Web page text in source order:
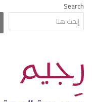
Search